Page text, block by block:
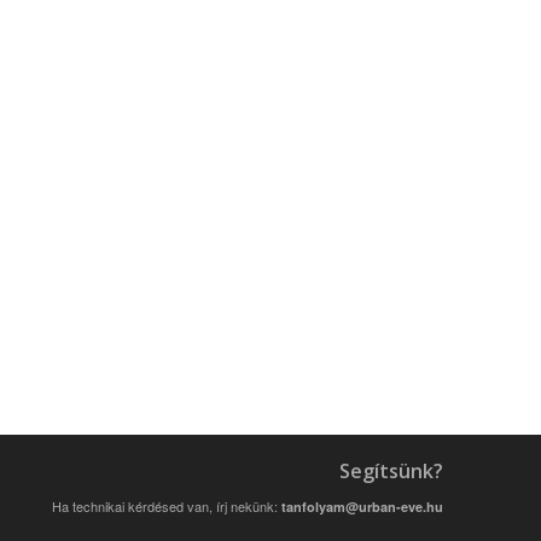
Segítsünk?
Ha technikai kérdésed van, írj nekünk:tanfolyam@urban-eve.hu